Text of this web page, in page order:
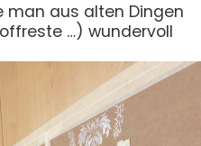
man aus alten Dingen
…) wundervoll